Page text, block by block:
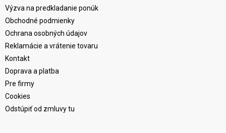
Výzva na predkladanie ponúk
Obchodné podmienky
Ochrana osobných údajov
Reklamácie a vrátenie tovaru
Kontakt
Doprava a platba
Pre firmy
Cookies
Odstúpiť od zmluvy tu